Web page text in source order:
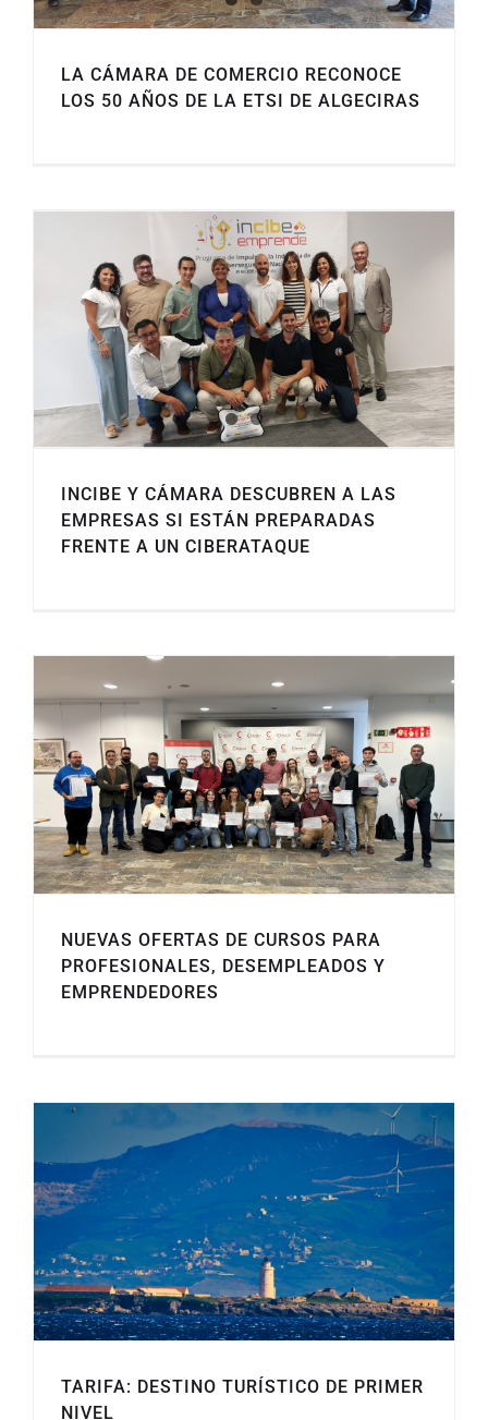
LA CÁMARA DE COMERCIO RECONOCE
LOS 50 AÑOS DE LA ETSI DE ALGECIRAS
INCIBE Y CÁMARA DESCUBREN A LAS
EMPRESAS SI ESTÁN PREPARADAS
FRENTE A UN CIBERATAQUE
NUEVAS OFERTAS DE CURSOS PARA
PROFESIONALES, DESEMPLEADOS Y
EMPRENDEDORES
TARIFA: DESTINO TURÍSTICO DE PRIMER
NIVEL